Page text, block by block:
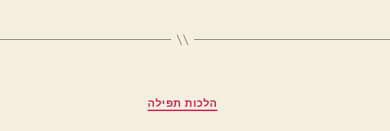
קטגוריות
הלכות תפילה